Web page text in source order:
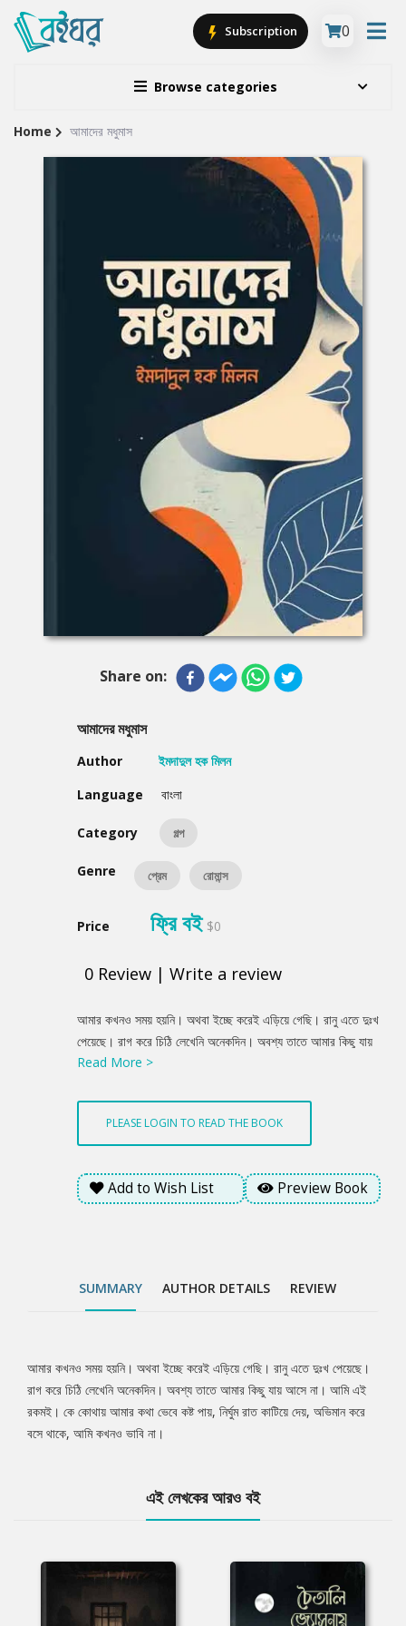
Browse categories
Subscription 0
Site
Home আমাদের মধুমাস
Share on:
আমাদের মধুমাস
Author
ইমদাদুল হক মিলন
Language
বাংলা
Category গল্প
Genre প্রেম রোমান্স
Price ফ্রি বই $0
0 Review | Write a review
Summery
আমার কখনও সময় হয়নি। অথবা ইচ্ছে করেই এড়িয়ে গেছি। রানু এতে দুঃখ
পেয়েছে। রাগ করে চিঠি লেখেনি অনেকদিন। অবশ্য তাতে আমার কিছু যায়
আসে না। আমি এই রকমই। কে কোথায় আমার কথা ভেবে কষ্ট পায়, নির্ঘুম রাত
Read More >
PLEASE LOGIN TO READ THE BOOK
Add to Wish List Preview Book
SUMMARY AUTHOR DETAILS REVIEW
Tab
Article
আমার কখনও সময় হয়নি। অথবা ইচ্ছে করেই এড়িয়ে গেছি। রানু এতে দুঃখ পেয়েছে।
রাগ করে চিঠি লেখেনি অনেকদিন। অবশ্য তাতে আমার কিছু যায় আসে না। আমি এই
রকমই। কে কোথায় আমার কথা ভেবে কষ্ট পায়, নির্ঘুম রাত কাটিয়ে দেয়, অভিমান করে
বসে থাকে, আমি কখনও ভাবি না।
এই লেখকের আরও বই